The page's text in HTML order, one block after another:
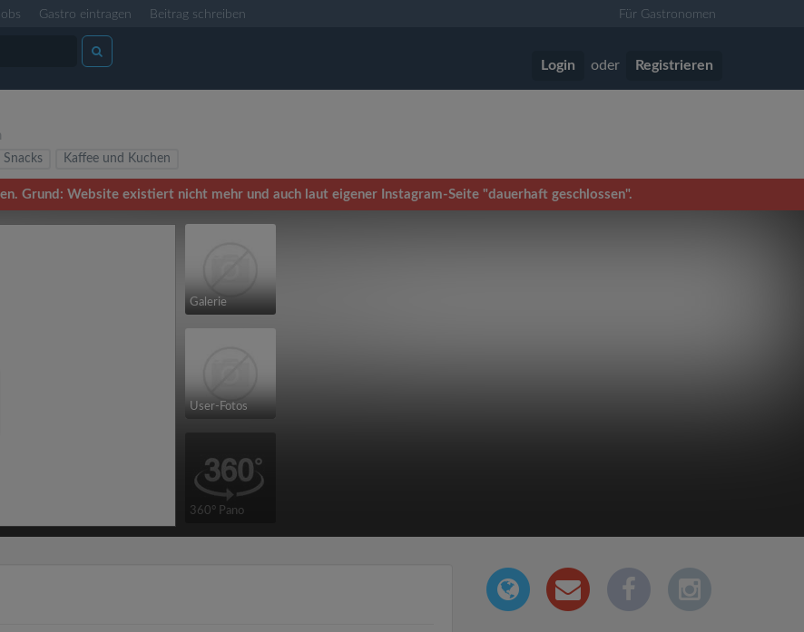
Gastro eintragen Beitrag schreiben Für Gastronomen
Login oder Registrieren
Snacks Kaffee und Kuchen
Grund: Website existiert nicht mehr und auch laut eigener Instagram-Seite "dauerhaft geschlossen".
Galerie
User-Fotos
360° Pano